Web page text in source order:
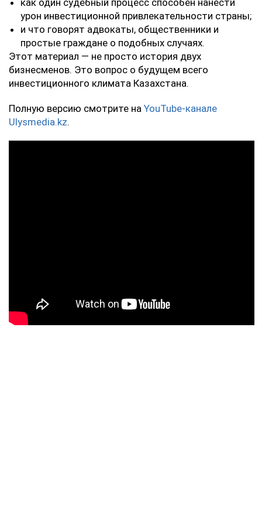
‎как один судебный процесс способен нанести
урон инвестиционной привлекательности страны;
‎и что говорят адвокаты, общественники и
простые граждане о подобных случаях.
‎Этот материал — не просто история двух
бизнесменов. Это вопрос о будущем всего
инвестиционного климата Казахстана.
‎Полную версию смотрите на YouTube-канале
Ulysmedia.kz.